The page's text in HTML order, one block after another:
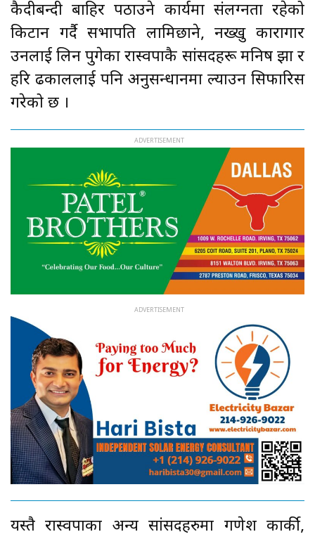
कैदीबन्दी बाहिर पठाउने कार्यमा संलग्नता रहेको
किटान गर्दै सभापति लामिछाने, नख्खु कारागार
उनलाई लिन पुगेका रास्वपाकै सांसदहरू मनिष झा र
हरि ढकाललाई पनि अनुसन्धानमा ल्याउन सिफारिस
गरेको छ ।
यस्तै रास्वपाका अन्य सांसदहरुमा गणेश कार्की,